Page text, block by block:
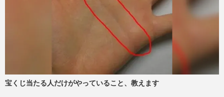
宝くじ当たる人だけがやっていること、教えます